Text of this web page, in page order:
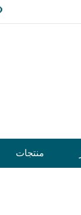
منتجات